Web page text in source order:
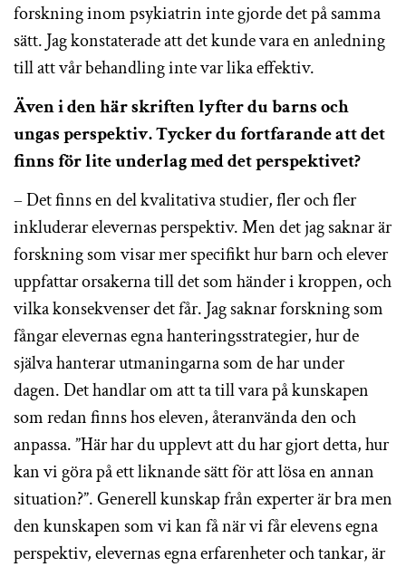
forskning inom psykiatrin inte gjorde det på samma
sätt. Jag konstaterade att det kunde vara en anledning
till att vår behandling inte var lika effektiv.
Även i den här skriften lyfter du barns och
ungas perspektiv. Tycker du fortfarande att det
finns för lite underlag med det perspektivet?
– Det finns en del kvalitativa studier, fler och fler
inkluderar elevernas perspektiv. Men det jag saknar är
forskning som visar mer specifikt hur barn och elever
uppfattar orsakerna till det som händer i kroppen, och
vilka konsekvenser det får. Jag saknar forskning som
fångar elevernas egna hanteringsstrategier, hur de
själva hanterar utmaningarna som de har under
dagen. Det handlar om att ta till vara på kunskapen
som redan finns hos eleven, återanvända den och
anpassa. ”Här har du upplevt att du har gjort detta, hur
kan vi göra på ett liknande sätt för att lösa en annan
situation?”. Generell kunskap från experter är bra men
den kunskapen som vi kan få när vi får elevens egna
perspektiv, elevernas egna erfarenheter och tankar, är